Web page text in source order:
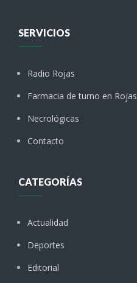
SERVICIOS
Radio Rojas
Farmacia de turno en Rojas
Necrológicas
Contacto
CATEGORÍAS
Actualidad
Deportes
Editorial